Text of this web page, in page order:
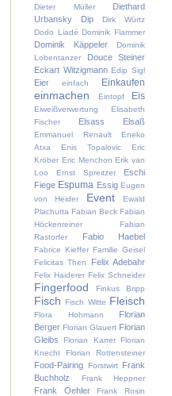
Dieter Müller
Diethard
Urbansky
Dip
Dirk Würtz
Dodo Liadé Dominik Flammer
Dominik Käppeler
Dominik
Lobentanzer
Douce Steiner
Eckart Witzigmann Edip Sigl
Eier einfach Einkaufen
einmachen Eintopf Eis
Eiweißverwertung
Elisabeth
Fischer
Elsass Elsaß
Emmanuel Renault
Eneko
Atxa
Enis Topalovic
Eric
Kröber Eric Menchon Erik van
Loo
Ernst Spreitzer
Eschi
Fiege Espuma Essig Eugen
von Heider
Event
Ewald
Plachutta Fabian Beck Fabian
Höckenreiner
Fabian
Rastorfer
Fabio Haebel
Fabrice Kieffer Familie Geisel
Felicitas Then
Felix Adebahr
Felix Haiderer Felix Schneider
Fingerfood Finkus Bripp
Fisch Fisch Witte Fleisch
Flora Hohmann
Florian
Berger Florian Glauert Florian
Gleibs
Florian Karrer
Florian
Knecht
Florian Rottensteiner
Food-Pairing Forstwirt Frank
Buchholz
Frank Heppner
Frank Oehler Frank Rosin